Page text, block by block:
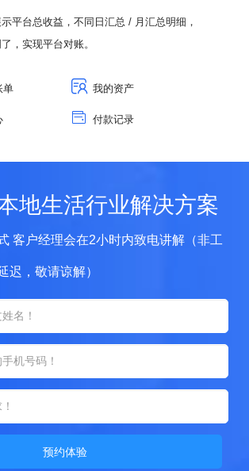
平台总收益，不同日汇总 / 月汇总明细，
，实现平台对账。
单 我的资产
付款记录
地生活行业解决方案
客户经理会在2小时内致电讲解（非工
迟，敬请谅解）
预约体验